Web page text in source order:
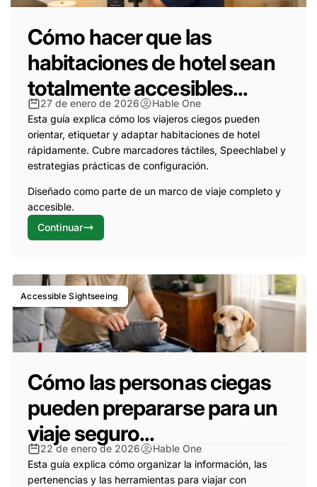
Cómo hacer que las
habitaciones de hotel sean
totalmente accesibles...
27 de enero de 2026
Hable One
Esta guía explica cómo los viajeros ciegos pueden
orientar, etiquetar y adaptar habitaciones de hotel
rápidamente. Cubre marcadores táctiles, Speechlabel y
estrategias prácticas de configuración.
Diseñado como parte de un marco de viaje completo y
accesible.
Continuar
Cómo las personas ciegas
pueden prepararse para un
viaje seguro...
22 de enero de 2026
Hable One
Esta guía explica cómo organizar la información, las
pertenencias y las herramientas para viajar con
Accessible Sightseeing